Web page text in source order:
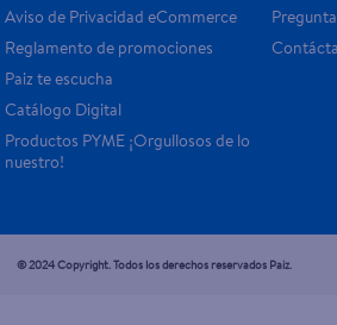
Aviso de Privacidad eCommerce
Reglamento de promociones
Paiz te escucha
Catálogo Digital
Productos PYME ¡Orgullosos de lo
nuestro!
© 2024 Copyright. Todos los derechos reservados Paiz.